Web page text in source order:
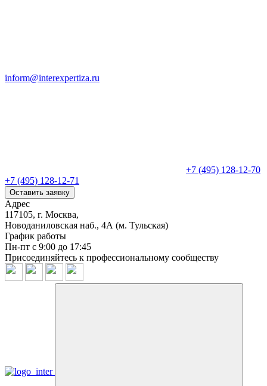
inform@interexpertiza.ru
+7 (495) 128-12-70
+7 (495) 128-12-71
Оставить заявку
Адрес
117105, г. Москва,
Новоданиловская наб., 4А (м. Тульская)
График работы
Пн-пт с 9:00 до 17:45
Присоединяйтесь к профессиональному сообществу